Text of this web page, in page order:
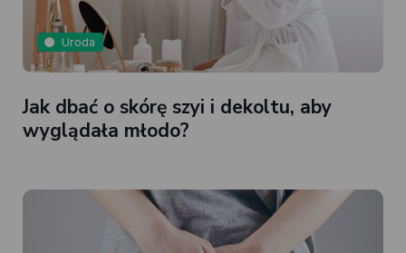
Uroda
Jak dbać o skórę szyi i dekoltu, aby
wyglądała młodo?